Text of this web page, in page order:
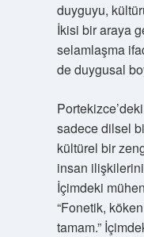
duyguyu,
İkisi bir araya
selamlaşma
de duygusal
sadece dilsel
kültürel bir
insan
İçimdeki
“Fonetik,
tamam.”